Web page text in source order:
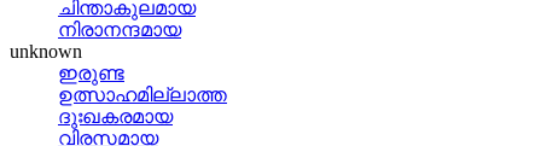
ചിന്താകുലമായ
നിരാനന്ദമായ
unknown
ഇരുണ്ട
ഉത്സാഹമില്ലാത്ത
ദുഃഖകരമായ
വിരസമായ